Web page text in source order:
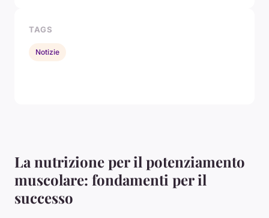
La nutrizione per il potenziamento
muscolare: fondamenti per il
successo
TAGS
Notizie